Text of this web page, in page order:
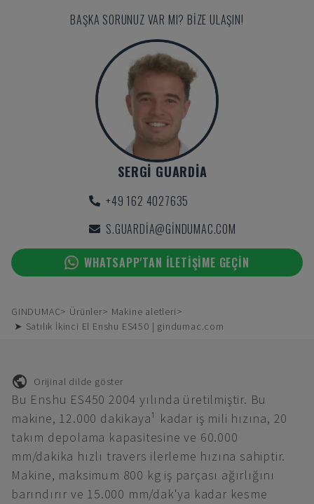
BAŞKA SORUNUZ VAR MI? BIZE ULAŞIN!
SERGI GUARDIA
+49 162 4027635
S.GUARDIA@GINDUMAC.COM
WHATSAPP'TAN ILETIŞIME GEÇIN
GINDUMAC Ürünler
Makine aletleri
➤ Satılık İkinci El Enshu ES450 | gindumac.com
Orijinal dilde göster
Bu Enshu ES450 2004 yılında üretilmiştir. Bu
makine, 12.000 dakikaya¹ kadar iş mili hızına, 20
takım depolama kapasitesine ve 60.000
mm/dakika hızlı travers ilerleme hızına sahiptir.
Makine, maksimum 800 kg iş parçası ağırlığını
barındırır ve 15.000 mm/dak'ya kadar kesme